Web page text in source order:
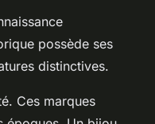
possède ses
distinctives.
Ces marques